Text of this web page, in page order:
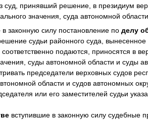
принявший решение, в президиум
значения, суда автономной
законную силу постановление по делу
судьи районного суда,
подаются, приносятся в
суды автономной области и суды
председатели верховных судов
области и судов автономных
или его заместителей судьи
вступившие в законную силу судебные